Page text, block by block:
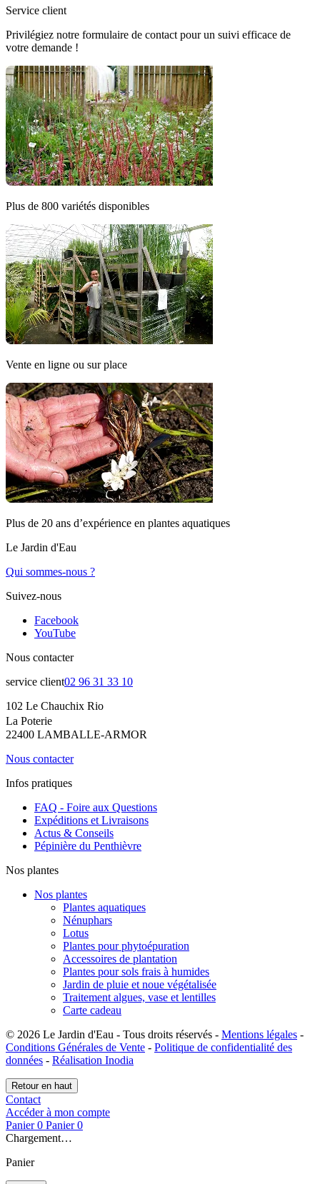
Service client
Privilégiez notre formulaire de contact pour un suivi efficace de
votre demande !
Plus de 800 variétés disponibles
Vente en ligne ou sur place
Plus de 20 ans d’expérience en plantes aquatiques
Le Jardin d'Eau
Qui sommes-nous ?
Suivez-nous
Facebook
YouTube
Nous contacter
service client02 96 31 33 10
102 Le Chauchix Rio
La Poterie
22400 LAMBALLE-ARMOR
Nous contacter
Infos pratiques
FAQ - Foire aux Questions
Expéditions et Livraisons
Actus & Conseils
Pépinière du Penthièvre
Nos plantes
Nos plantes
Plantes aquatiques
Nénuphars
Lotus
Plantes pour phytoépuration
Accessoires de plantation
Plantes pour sols frais à humides
Jardin de pluie et noue végétalisée
Traitement algues, vase et lentilles
Carte cadeau
© 2026 Le Jardin d'Eau - Tous droits réservés - Mentions légales -
Conditions Générales de Vente - Politique de confidentialité des
données - Réalisation Inodia
Retour en haut
Contact
Accéder à mon compte
Panier 0 Panier 0
Chargement…
Panier